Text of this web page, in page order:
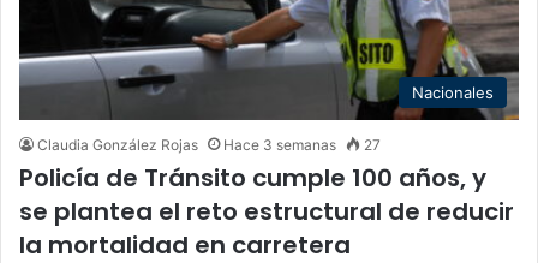
Nacionales
Claudia González Rojas Hace 3 semanas 27
Policía de Tránsito cumple 100 años, y
se plantea el reto estructural de reducir
la mortalidad en carretera